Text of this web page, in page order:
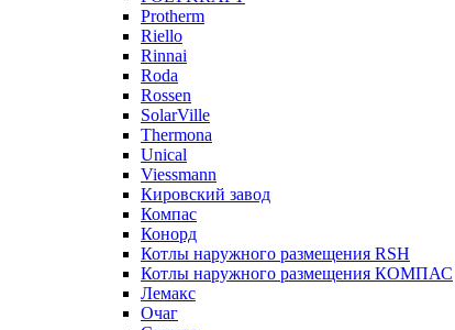
Protherm
Riello
Rinnai
Roda
Rossen
SolarVille
Thermona
Unical
Viessmann
Кировский завод
Компас
Конорд
Котлы наружного размещения RSH
Котлы наружного размещения КОМПАС
Лемакс
Очаг